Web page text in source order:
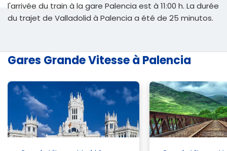
l'arrivée du train à la gare Palencia est à 11:00 h. La durée
du trajet de Valladolid à Palencia a été de 25 minutos.
Gares Grande Vitesse à Palencia